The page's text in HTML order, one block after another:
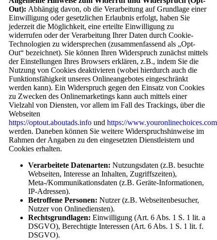
Out): Abhängig davon, ob die Verarbeitung auf Grundlage einer
Einwilligung oder gesetzlichen Erlaubnis erfolgt, haben Sie
jederzeit die Möglichkeit, eine erteilte Einwilligung zu
widerrufen oder der Verarbeitung Ihrer Daten durch Cookie-
Technologien zu widersprechen (zusammenfassend als „Opt-
Out“ bezeichnet). Sie können Ihren Widerspruch zunächst mittels
der Einstellungen Ihres Browsers erklären, z.B., indem Sie die
Nutzung von Cookies deaktivieren (wobei hierdurch auch die
Funktionsfähigkeit unseres Onlineangebotes eingeschränkt
werden kann). Ein Widerspruch gegen den Einsatz von Cookies
zu Zwecken des Onlinemarketings kann auch mittels einer
Vielzahl von Diensten, vor allem im Fall des Trackings, über die
Webseiten
https://optout.aboutads.info und https://
werden. Daneben können Sie weitere Widerspruchshinweise im
Rahmen der Angaben zu den eingesetzten Dienstleistern und
Cookies erhalten.
Verarbeitete Datenarten: Nutzungsdaten (z.B. besuchte
Webseiten, Interesse an Inhalten, Zugriffszeiten),
Meta-/Kommunikationsdaten (z.B. Geräte-Informationen,
IP-Adressen).
Betroffene Personen: Nutzer (z.B. Webseitenbesucher,
Nutzer von Onlinediensten).
Rechtsgrundlagen: Einwilligung (Art. 6 Abs. 1 S. 1 lit. a
DSGVO), Berechtigte Interessen (Art. 6 Abs. 1 S. 1 lit. f.
DSGVO).